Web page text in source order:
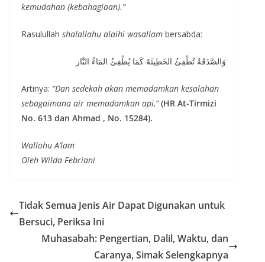
kemudahan (kebahagiaan).”
Rasulullah shalallahu alaihi wasallam bersabda:
وَالصَّدَقَةُ تُطْفِئُ الخَطِيئَةَ كَمَا يُطْفِئُ المَاءُ النَّار
Artinya: “Dan sedekah akan memadamkan kesalahan
sebagaimana air memadamkan api,”(HR At-Tirmizi
No. 613 dan Ahmad , No. 15284).
Wallohu A’lam
Oleh Wilda Febriani
Tidak Semua Jenis Air Dapat Digunakan untuk
Bersuci, Periksa Ini
Muhasabah: Pengertian, Dalil, Waktu, dan
Caranya, Simak Selengkapnya